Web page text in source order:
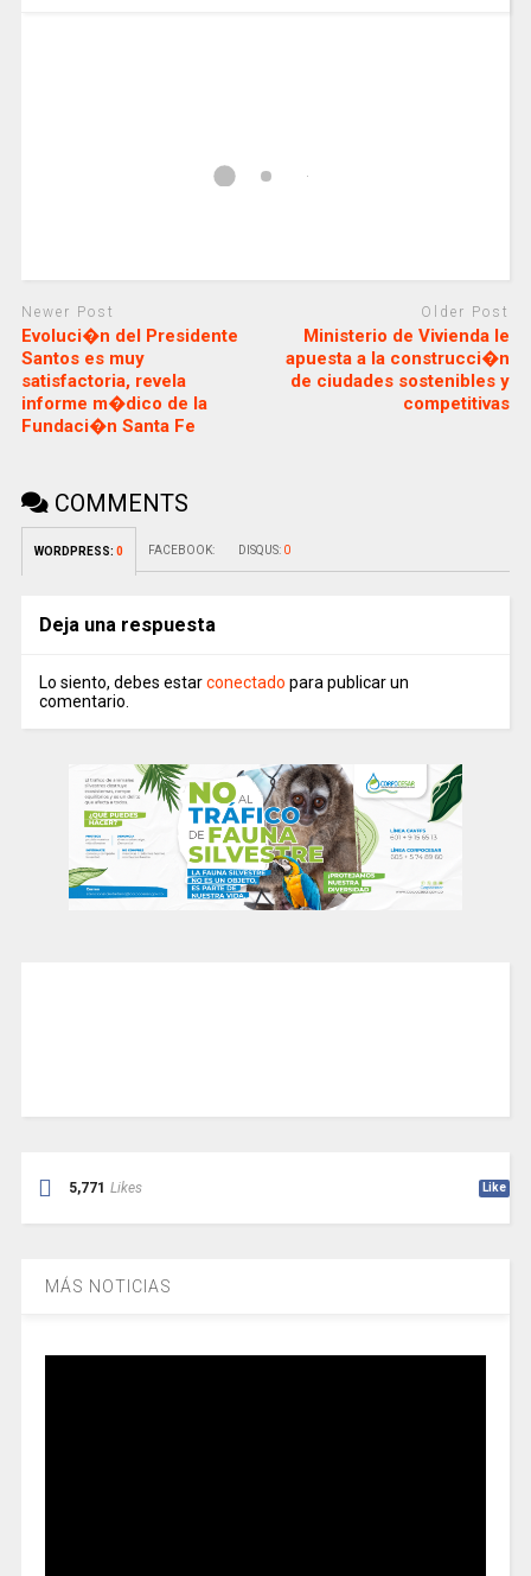
Newer Post
Evoluci�n del Presidente
Santos es muy
satisfactoria, revela
informe m�dico de la
Fundaci�n Santa Fe
Older Post
Ministerio de Vivienda le
apuesta a la construcci�n
de ciudades sostenibles y
competitivas
COMMENTS
WORDPRESS: 0 FACEBOOK: DISQUS: 0
Deja una respuesta
Lo siento, debes estarconectado para publicar un
comentario.
5,771 Likes Like
MÁS NOTICIAS